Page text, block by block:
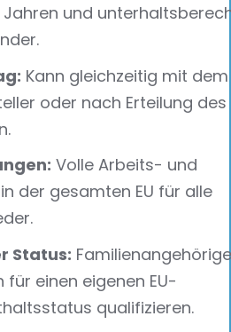
Jahren und
Kann gleichzeitig mit dem
oder nach Erteilung
Volle Arbeits- und
der gesamten EU für alle
Status:
für einen eigenen EU-
qualifizieren.